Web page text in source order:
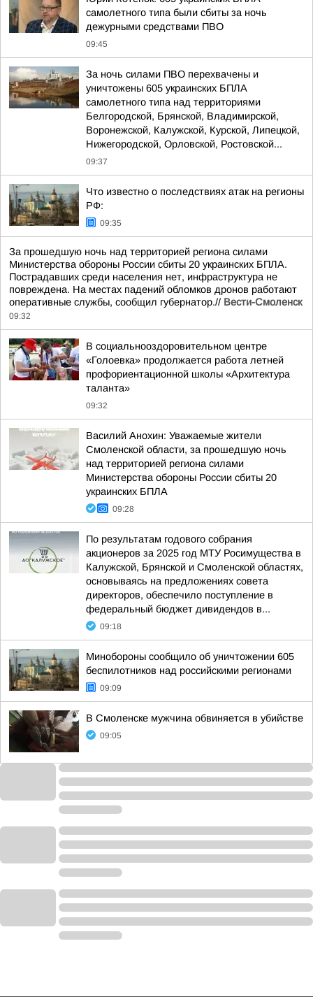
самолетного типа были сбиты за ночь
дежурными средствами ПВО
09:45
За ночь силами ПВО перехвачены и
уничтожены 605 украинских БПЛА
самолетного типа над территориями
Белгородской, Брянской, Владимирской,
Воронежской, Калужской, Курской, Липецкой,
Нижегородской, Орловской, Ростовской...
09:37
Что известно о последствиях атак на регионы
РФ:
09:35
За прошедшую ночь над территорией региона силами
Министерства обороны России сбиты 20 украинских БПЛА.
Пострадавших среди населения нет, инфраструктура не
повреждена. На местах падений обломков дронов работают
оперативные службы, сообщил губернатор.// Вести-Смоленск
09:32
В социальнооздоровительном центре
«Голоевка» продолжается работа летней
профориентационной школы «Архитектура
таланта»
09:32
Василий Анохин: Уважаемые жители
Смоленской области, за прошедшую ночь
над территорией региона силами
Министерства обороны России сбиты 20
украинских БПЛА
09:28
По результатам годового собрания
акционеров за 2025 год МТУ Росимущества в
Калужской, Брянской и Смоленской областях,
основываясь на предложениях совета
директоров, обеспечило поступление в
федеральный бюджет дивидендов в...
09:18
Минобороны сообщило об уничтожении 605
беспилотников над российскими регионами
09:09
В Смоленске мужчина обвиняется в убийстве
09:05